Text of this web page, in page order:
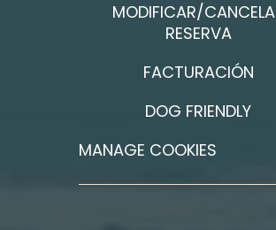
MODIFICAR/
RESERVA
FACTURACIÓN
DOG FRIENDLY
MANAGE COOKIES